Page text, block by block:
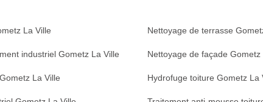
La Ville
industriel Gometz La Ville
La Ville
Nettoyage de terrasse
Nettoyage de façade Gometz
Hydrofuge toiture Gometz La